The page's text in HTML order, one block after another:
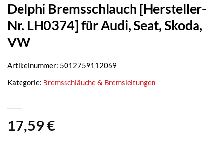
Delphi Bremsschlauch [Hersteller-
Nr. LH0374] für Audi, Seat, Skoda,
VW
17,59 €
Artikelnummer: 5012759112069
Kategorie: Bremsschläuche & Bremsleitungen